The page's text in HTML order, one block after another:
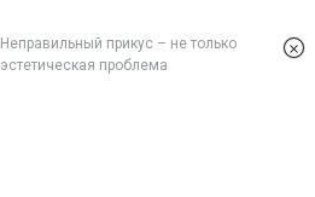
Неправильный прикус – не только
эстетическая проблема
×